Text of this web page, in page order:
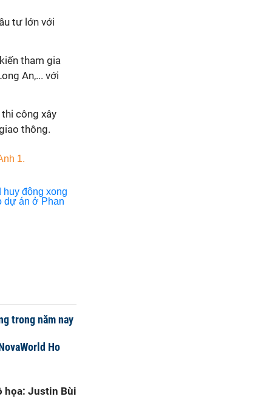
tư lớn với
tham gia
An,... với
công xây
thông.
trong năm nay
Ho
họa: Justin Bùi